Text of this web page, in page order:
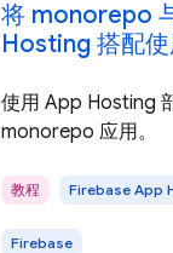
将 monorepo
Hosting 搭配使
使用 App Hosting
monorepo 应用。
教程 Firebase App
Firebase